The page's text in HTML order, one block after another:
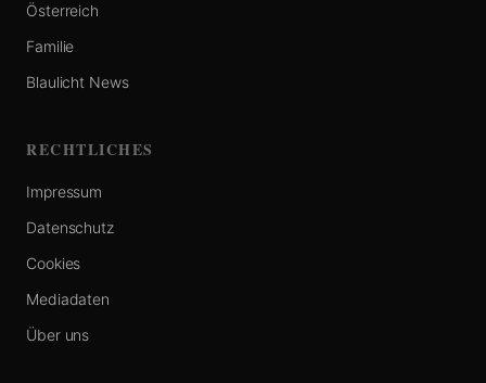
Österreich
Familie
Blaulicht News
RECHTLICHES
Impressum
Datenschutz
Cookies
Mediadaten
Über uns